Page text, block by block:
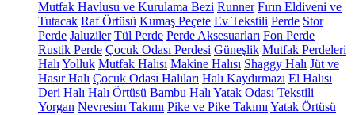
Mutfak Havlusu ve Kurulama Bezi Runner Fırın Eldiveni ve
Tutacak Raf Örtüsü Kumaş Peçete Ev Tekstili Perde Stor
Perde Jaluziler Tül Perde Perde Aksesuarları Fon Perde
Rustik Perde Çocuk Odası Perdesi Güneşlik Mutfak Perdeleri
Halı Yolluk Mutfak Halısı Makine Halısı Shaggy Halı Jüt ve
Hasır Halı Çocuk Odası Halıları Halı Kaydırmazı El Halısı
Deri Halı Halı Örtüsü Bambu Halı Yatak Odası Tekstili
Yorgan Nevresim Takımı Pike ve Pike Takımı Yatak Örtüsü